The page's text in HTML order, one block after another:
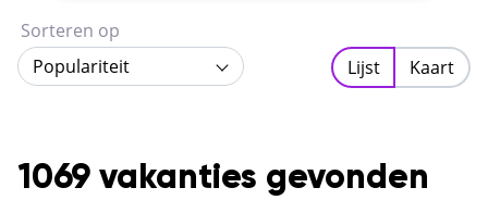
1069 vakanties gevonden
Sorteren op
Populariteit
Lijst Kaart